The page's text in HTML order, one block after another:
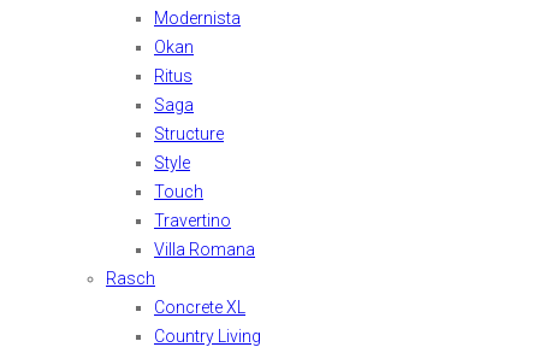
Modernista
Okan
Ritus
Saga
Structure
Style
Touch
Travertino
Villa Romana
Rasch
Concrete XL
Country Living